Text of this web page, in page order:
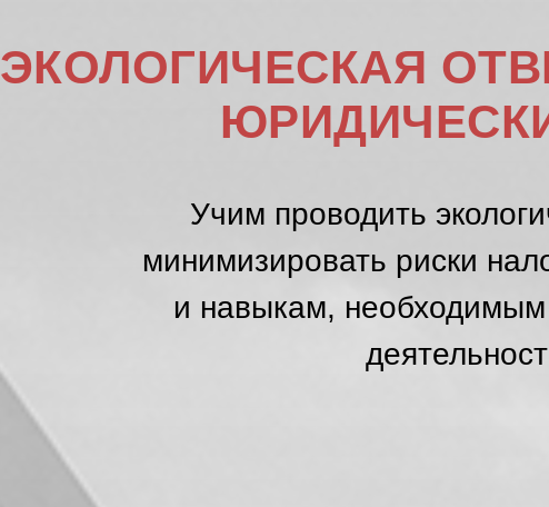
ЭКОЛОГИЧЕСКАЯ
Учим проводить
минимизировать риски
и навыкам,